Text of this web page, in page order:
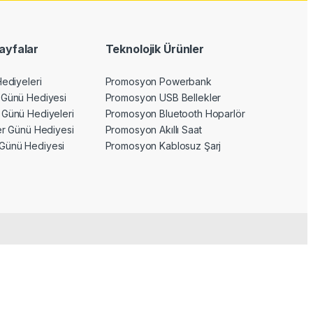
Hediyesi
Hediyeleri
Günü Hediyesi
Hediyesi
Teknolojik Ürünler
Promosyon Powerbank
Promosyon USB Bellekler
Promosyon Bluetooth Hoparlör
Promosyon Akıllı Saat
Promosyon Kablosuz Şarj